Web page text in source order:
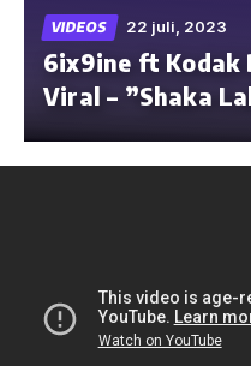
content
VIDEOS 22 juli, 2023
6ix9ine ft Kodak
Viral – ”Shaka